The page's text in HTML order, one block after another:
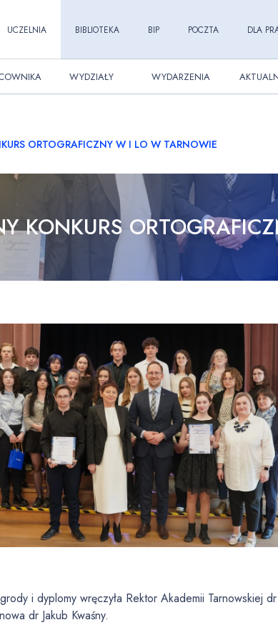
UCZELNIA BIBLIOTEKA BIP POCZTA DLA
WYDZIAŁY WYDARZENIA
ORTOGRAFICZNY W I LO W TARNOWIE
KONKURS
i dyplomy wręczyła Rektor Akademii Tarnowskiej
dr Jakub Kwaśny.